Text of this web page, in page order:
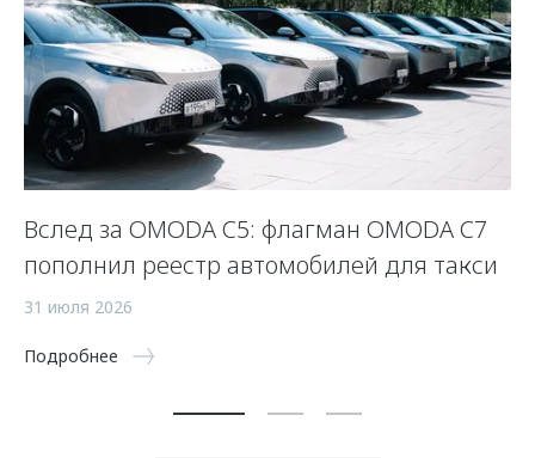
Вслед за OMODA C5: флагман OMODA C7
пополнил реестр автомобилей для такси
31 июля 2026
Подробнее